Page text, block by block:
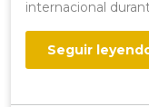
internacional
Seguir